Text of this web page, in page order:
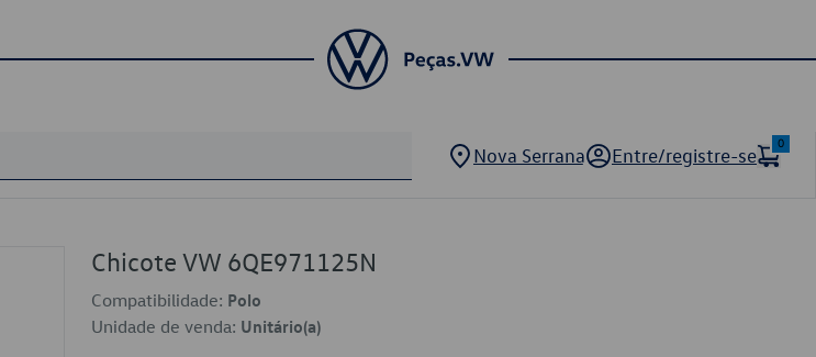
Nova Serrana Entre/registre-se
0
Chicote VW 6QE971125N
Compatibilidade: Polo
Unidade de venda: Unitário(a)